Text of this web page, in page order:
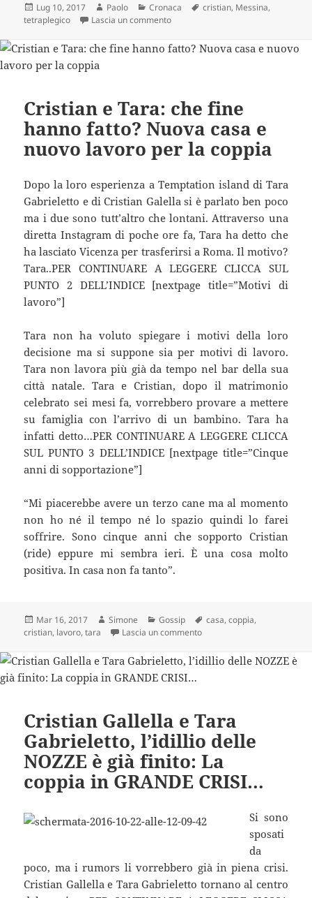
Scritto
il
Lug 10, 2017 Autore
Paolo Categorie
Cronaca Tag
cristian, Messina,
tetraplegico
Lascia un commentosu 16 anni, senza un polmone e
Cristian e Tara: che fine
hanno fatto? Nuova casa e
nuovo lavoro per la coppia
Dopo la loro esperienza a Temptation island di Tara
Gabrieletto e di Cristian Galella si è parlato ben poco
ma i due sono tutt’altro che lontani. Attraverso una
diretta Instagram di poche ore fa, Tara ha detto che
ha lasciato Vicenza per trasferirsi a Roma. Il motivo?
Tara..PER CONTINUARE A LEGGERE CLICCA SUL
PUNTO 2 DELL’INDICE [nextpage title=”Motivi di
lavoro”]
Tara non ha voluto spiegare i motivi della loro
decisione ma si suppone sia per motivi di lavoro.
Tara non lavora più già da tempo nel bar della sua
città natale. Tara e Cristian, dopo il matrimonio
celebrato sei mesi fa, vorrebbero provare a mettere
su famiglia con l’arrivo di un bambino. Tara ha
infatti detto…PER CONTINUARE A LEGGERE CLICCA
SUL PUNTO 3 DELL’INDICE [nextpage title=”Cinque
anni di sopportazione”]
“Mi piacerebbe avere un terzo cane ma al momento
non ho né il tempo né lo spazio quindi lo farei
soffrire. Sono cinque anni che sopporto Cristian
(ride) eppure mi sembra ieri. È una cosa molto
positiva. In casa non fa tanto”.
Scritto
il
Mar 16, 2017 Autore
Simone Categorie
Gossip Tag
casa,coppia,
cristian, lavoro,tara Lascia un commentosu Cristian e Tara: che fine
Cristian Gallella e Tara
Gabrieletto, l’idillio delle
NOZZE è già finito: La
coppia in GRANDE CRISI…
Si sono
sposati
da
poco, ma i rumors li vorrebbero già in piena crisi.
Cristian Gallella e Tara Gabrieletto tornano al centro